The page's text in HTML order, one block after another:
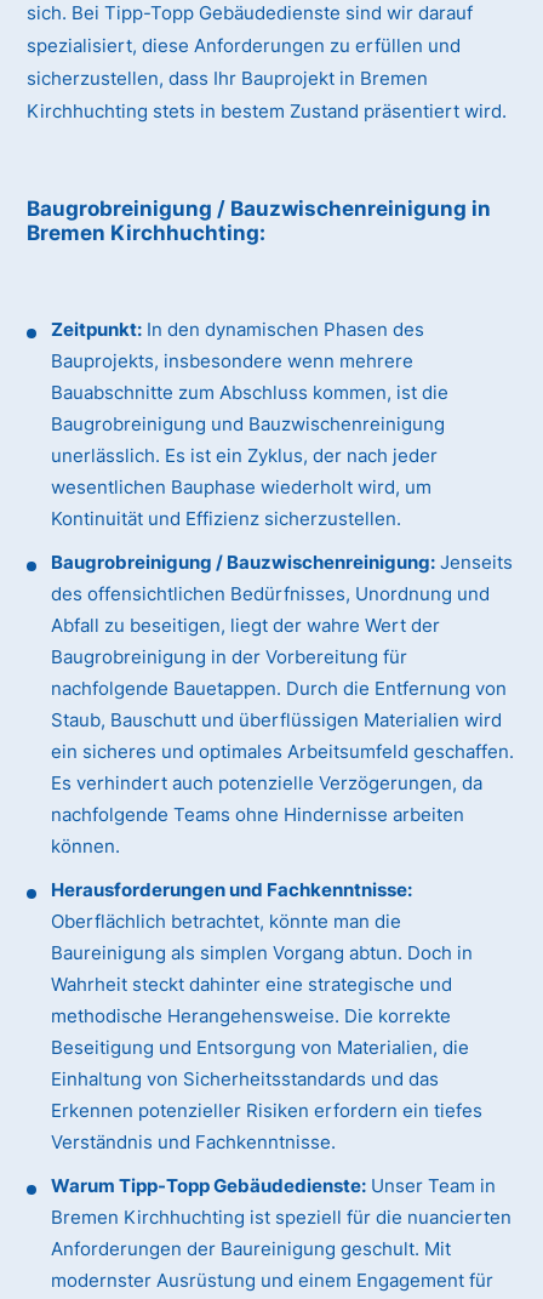
sich. Bei Tipp-Topp Gebäudedienste sind wir darauf
spezialisiert, diese Anforderungen zu erfüllen und
sicherzustellen, dass Ihr Bauprojekt in Bremen
Kirchhuchting stets in bestem Zustand präsentiert wird.
Baugrobreinigung / Bauzwischenreinigung in
Bremen Kirchhuchting:
Zeitpunkt: In den dynamischen Phasen des
Bauprojekts, insbesondere wenn mehrere
Bauabschnitte zum Abschluss kommen, ist die
Baugrobreinigung und Bauzwischenreinigung
unerlässlich. Es ist ein Zyklus, der nach jeder
wesentlichen Bauphase wiederholt wird, um
Kontinuität und Effizienz sicherzustellen.
Baugrobreinigung / Bauzwischenreinigung: Jenseits
des offensichtlichen Bedürfnisses, Unordnung und
Abfall zu beseitigen, liegt der wahre Wert der
Baugrobreinigung in der Vorbereitung für
nachfolgende Bauetappen. Durch die Entfernung von
Staub, Bauschutt und überflüssigen Materialien wird
ein sicheres und optimales Arbeitsumfeld geschaffen.
Es verhindert auch potenzielle Verzögerungen, da
nachfolgende Teams ohne Hindernisse arbeiten
können.
Herausforderungen und Fachkenntnisse:
Oberflächlich betrachtet, könnte man die
Baureinigung als simplen Vorgang abtun. Doch in
Wahrheit steckt dahinter eine strategische und
methodische Herangehensweise. Die korrekte
Beseitigung und Entsorgung von Materialien, die
Einhaltung von Sicherheitsstandards und das
Erkennen potenzieller Risiken erfordern ein tiefes
Verständnis und Fachkenntnisse.
Warum Tipp-Topp Gebäudedienste: Unser Team in
Bremen Kirchhuchting ist speziell für die nuancierten
Anforderungen der Baureinigung geschult. Mit
modernster Ausrüstung und einem Engagement für